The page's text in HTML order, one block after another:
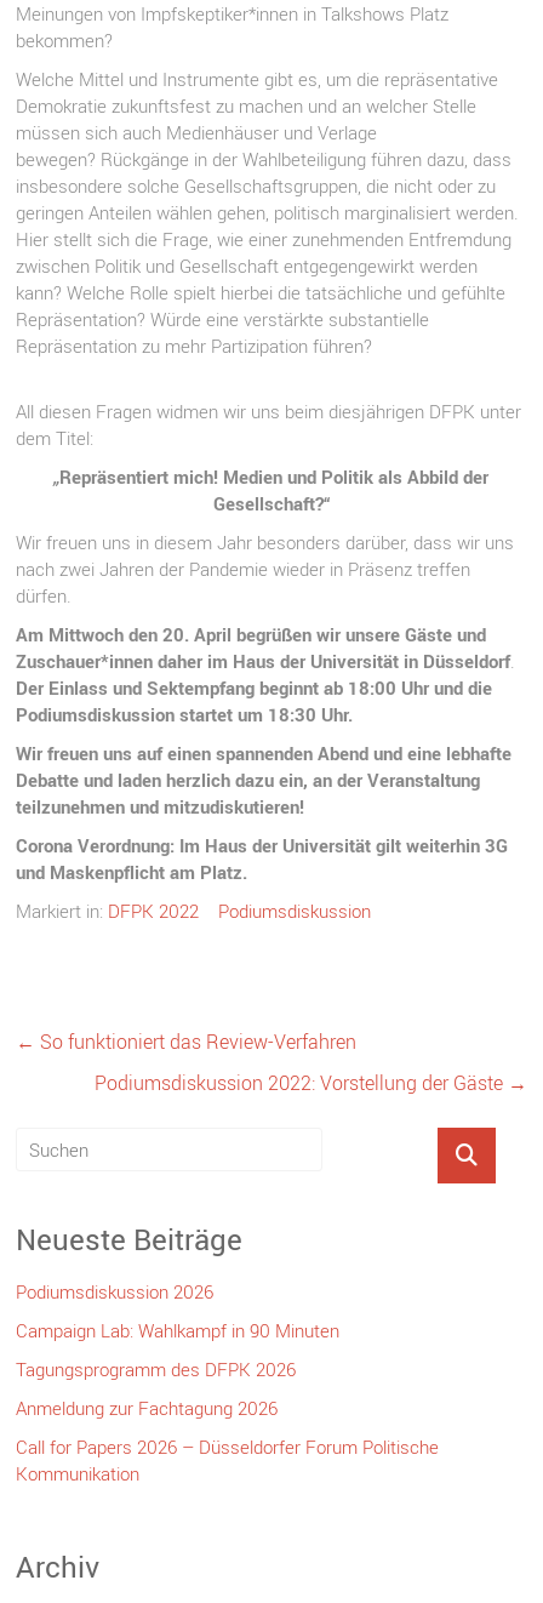
Meinungen von Impfskeptiker*innen in Talkshows Platz
bekommen?
Welche Mittel und Instrumente gibt es, um die repräsentative
Demokratie zukunftsfest zu machen und an welcher Stelle
müssen sich auch Medienhäuser und Verlage
bewegen? Rückgänge in der Wahlbeteiligung führen dazu, dass
insbesondere solche Gesellschaftsgruppen, die nicht oder zu
geringen Anteilen wählen gehen, politisch marginalisiert werden.
Hier stellt sich die Frage, wie einer zunehmenden Entfremdung
zwischen Politik und Gesellschaft entgegengewirkt werden
kann? Welche Rolle spielt hierbei die tatsächliche und gefühlte
Repräsentation? Würde eine verstärkte substantielle
Repräsentation zu mehr Partizipation führen?
All diesen Fragen widmen wir uns beim diesjährigen DFPK unter
dem Titel:
„Repräsentiert mich! Medien und Politik als Abbild der
Gesellschaft?“
Wir freuen uns in diesem Jahr besonders darüber, dass wir uns
nach zwei Jahren der Pandemie wieder in Präsenz treffen
dürfen.
Am Mittwoch den 20. April begrüßen wir unsere Gäste und
Zuschauer*innen daher im Haus der Universität in Düsseldorf.
Der Einlass und Sektempfang beginnt ab 18:00 Uhr und die
Podiumsdiskussion startet um 18:30 Uhr.
Wir freuen uns auf einen spannenden Abend und eine lebhafte
Debatte und laden herzlich dazu ein, an der Veranstaltung
teilzunehmen und mitzudiskutieren!
Corona Verordnung: Im Haus der Universität gilt weiterhin 3G
und Maskenpflicht am Platz.
Markiert in: DFPK 2022 Podiumsdiskussion
← So funktioniert das Review-Verfahren
Podiumsdiskussion 2022: Vorstellung der Gäste →
Neueste Beiträge
Podiumsdiskussion 2026
Campaign Lab: Wahlkampf in 90 Minuten
Tagungsprogramm des DFPK 2026
Anmeldung zur Fachtagung 2026
Call for Papers 2026 – Düsseldorfer Forum Politische
Kommunikation
Archiv